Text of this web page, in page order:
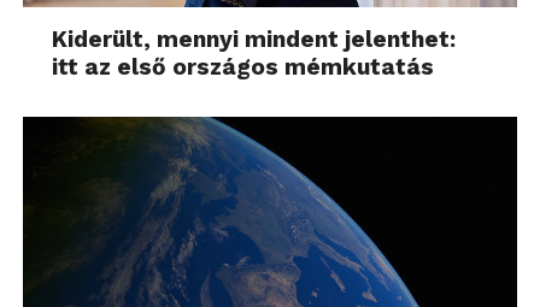
Kiderült, mennyi mindent jelenthet:
itt az első országos mémkutatás